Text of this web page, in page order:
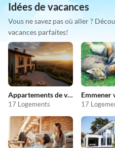
Idées de vacances
Vous ne savez pas où aller ?
vacances parfaites!
Appartements de vacances pas chers
17 Logements 17